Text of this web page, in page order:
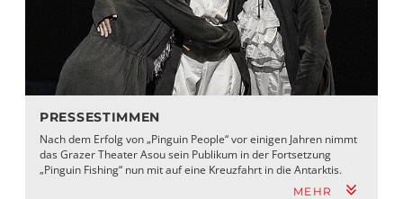
PRESSESTIMMEN
Nach dem Erfolg von „Pinguin People“ vor einigen Jahren nimmt
das Grazer Theater Asou sein Publikum in der Fortsetzung
„Pinguin Fishing“ nun mit auf eine Kreuzfahrt in die Antarktis.
MEHR